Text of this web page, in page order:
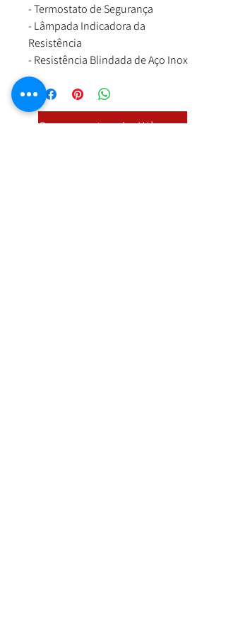
- Termostato de Segurança
- Lâmpada Indicadora da
Resistência
- Resistência Blindada de Aço Inox
Orçamento via Whatsapp